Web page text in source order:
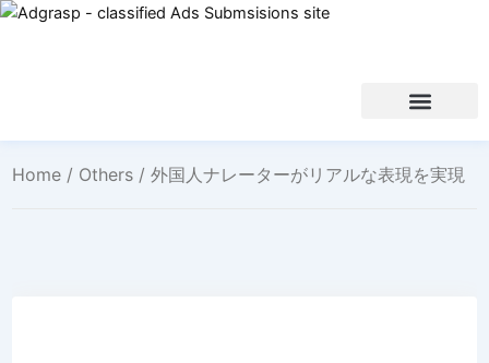
Home/ Others/ 外国人ナレーターがリアルな表現を実現